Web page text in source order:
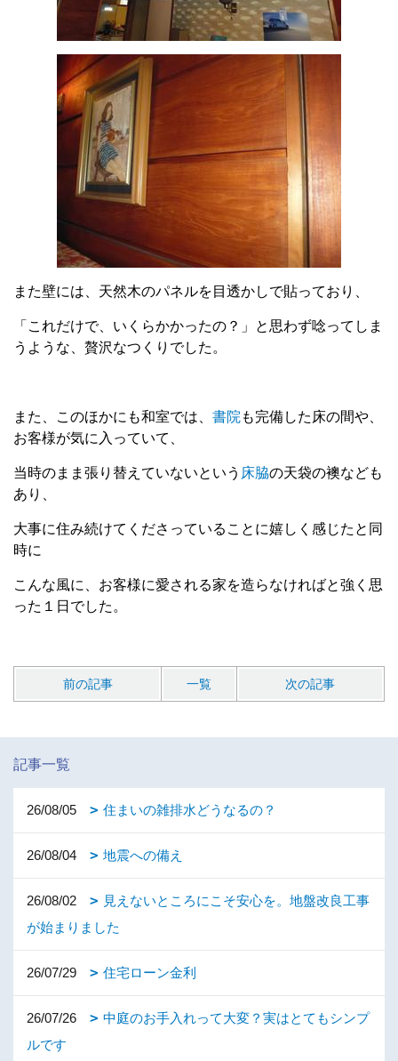
また壁には、天然木のパネルを目透かしで貼っており、
「これだけで、いくらかかったの？」と思わず唸ってしま
うような、贅沢なつくりでした。
また、このほかにも和室では、 書院 も完備した床の間や、
お客様が気に入っていて、
当時のまま張り替えていないという 床脇の天袋の襖なども
あり、
大事に住み続けてくださっていることに嬉しく感じたと同
時に
こんな風に、お客様に愛される家を造らなければと強く思
った１日でした。
前の記事 一覧 次の記事
記事一覧
26/08/05 住まいの雑排水どうなるの？
26/08/04 地震への備え
26/08/02
見えないところにこそ安心を。地盤改良工事
が始まりました
26/07/29 住宅ローン金利
26/07/26
中庭のお手入れって大変？実はとてもシンプ
ルです